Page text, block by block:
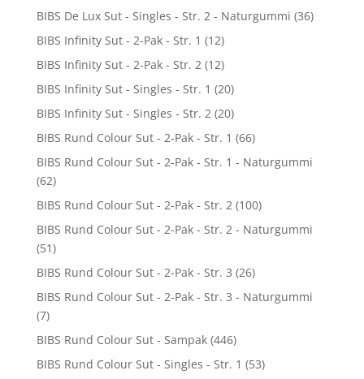
BIBS De Lux Sut - Singles - Str. 2 - Naturgummi (36)
BIBS Infinity Sut - 2-Pak - Str. 1 (12)
BIBS Infinity Sut - 2-Pak - Str. 2 (12)
BIBS Infinity Sut - Singles - Str. 1 (20)
BIBS Infinity Sut - Singles - Str. 2 (20)
BIBS Rund Colour Sut - 2-Pak - Str. 1 (66)
BIBS Rund Colour Sut - 2-Pak - Str. 1 - Naturgummi
(62)
BIBS Rund Colour Sut - 2-Pak - Str. 2 (100)
BIBS Rund Colour Sut - 2-Pak - Str. 2 - Naturgummi
(51)
BIBS Rund Colour Sut - 2-Pak - Str. 3 (26)
BIBS Rund Colour Sut - 2-Pak - Str. 3 - Naturgummi
(7)
BIBS Rund Colour Sut - Sampak (446)
BIBS Rund Colour Sut - Singles - Str. 1 (53)